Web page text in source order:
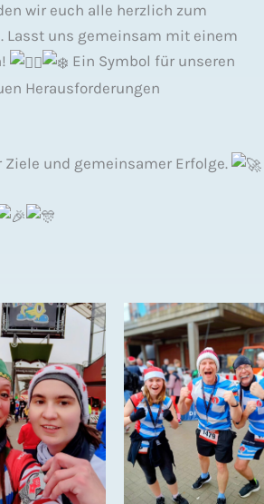
wir euch alle herzlich zum
Lasst uns gemeinsam mit einem
Ein Symbol für unseren
Herausforderungen
und gemeinsamer Erfolge.